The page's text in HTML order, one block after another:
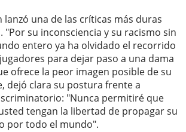
una de las críticas más duras
"Por su inconsciencia y su racismo sin
entero ya ha olvidado el recorrido
para dejar paso a una dama
ofrece la peor imagen posible de su
dejó clara su postura frente a
"Nunca permitiré que
tengan la libertad de propagar su
por todo el mundo".